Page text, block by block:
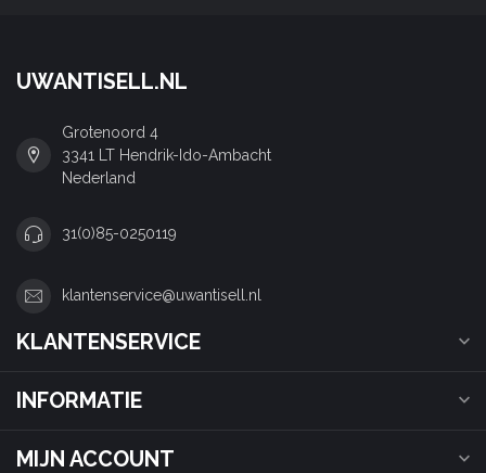
UWANTISELL.NL
Grotenoord 4
3341 LT Hendrik-Ido-Ambacht
Nederland
31(0)85-0250119
klantenservice@uwantisell.nl
KLANTENSERVICE
INFORMATIE
MIJN ACCOUNT